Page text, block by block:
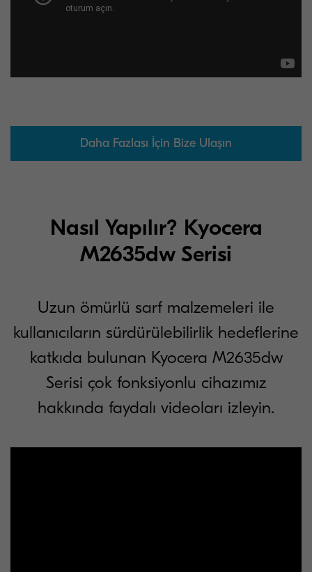
Daha Fazlası İçin Bize Ulaşın
Nasıl Yapılır? Kyocera
M2635dw Serisi
Uzun ömürlü sarf malzemeleri ile
kullanıcıların sürdürülebilirlik hedeflerine
katkıda bulunan Kyocera M2635dw
Serisi çok fonksiyonlu cihazımız
hakkında faydalı videoları izleyin.